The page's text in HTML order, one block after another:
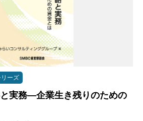
ーズ
実務―企業生き残りのための